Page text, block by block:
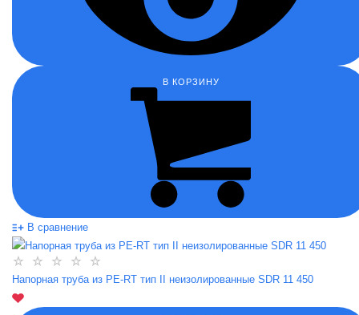
В КОРЗИНУ
В сравнение
Напорная труба из PE-RT тип II неизолированные SDR 11 450